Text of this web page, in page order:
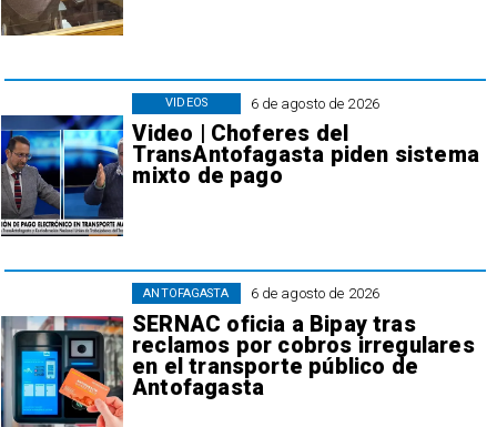
6 de agosto de 2026
Video | Choferes del
TransAntofagasta piden sistema
mixto de pago
VIDEOS
6 de agosto de 2026
SERNAC oficia a Bipay tras
reclamos por cobros irregulares
en el transporte público de
Antofagasta
ANTOFAGASTA